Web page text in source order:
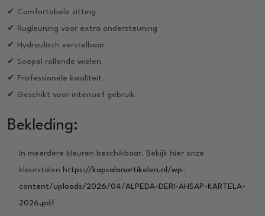
✔ Comfortabele zitting
✔ Rugleuning voor extra ondersteuning
✔ Hydraulisch verstelbaar
✔ Soepel rollende wielen
✔ Professionele kwaliteit
✔ Geschikt voor intensief gebruik
Bekleding:
In meerdere kleuren beschikbaar. Bekijk hier onze
kleurstalen https://kapsalonartikelen.nl/wp-
content/uploads/2026/04/ALPEDA-DERI-AHSAP-KARTELA-
2026.pdf